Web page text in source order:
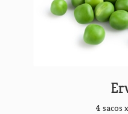
4 sacos